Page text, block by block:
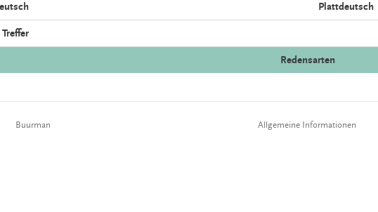
Plattdeutsch
Redensarten
Buurman Allgemeine Informationen